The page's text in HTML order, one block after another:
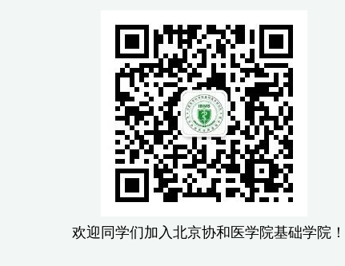
欢迎同学们加入北京协和医学院基础学院！